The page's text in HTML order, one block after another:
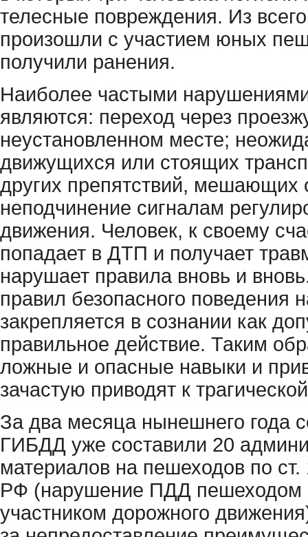
телесные повреждения. Из
произошли с участием юных
получили ранения.
Наиболее частыми
являются: переход через
неустановленном месте;
движущихся или стоящих
других препятствий, мешающих
неподчинение сигналам
движения. Человек, к своему
попадает в ДТП и получает
нарушает правила вновь и
правил безопасного поведения
закрепляется в сознании как
правильное действие. Таким
ложные и опасные навыки и
зачастую приводят к
За два месяца нынешнего года
ГИБДД уже составили 20
материалов на пешеходов по
РФ (нарушение ПДД пешеходом
участником дорожного